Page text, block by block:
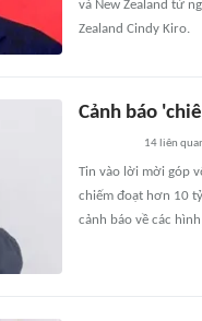
và New Zealand từ
Zealand Cindy Kiro.
Cảnh báo
14 liên
Tin vào lời mời góp
chiếm đoạt hơn 10
cảnh báo về các